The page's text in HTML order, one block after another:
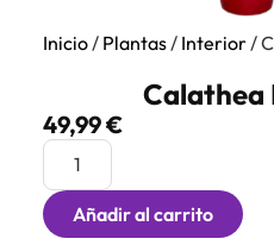
Inicio/ Plantas/ Interior/
Calathea
49,99€
Añadir al carrito